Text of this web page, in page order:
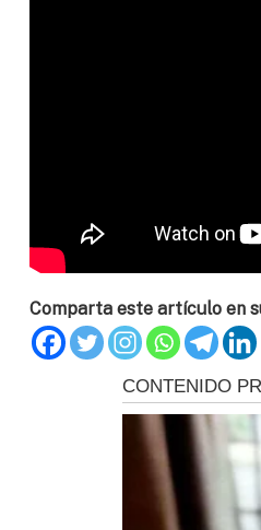
Comparta este artículo en